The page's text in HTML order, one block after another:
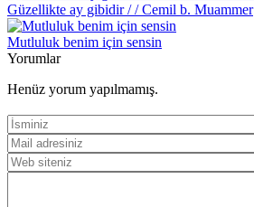
Güzellikte ay gibidir / / Cemil b. Muammer
Mutluluk benim için sensin
Yorumlar
Henüz yorum yapılmamış.